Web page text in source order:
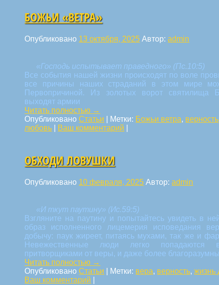
Навигация по статьям
БОЖЬИ «ВЕТРА»
Опубликовано 13 октября, 2025 Автор:admin
«Господь испытывает праведного» (Пс.10:5)
Все события нашей жизни происходят по воле
все причины наших страданий в этом мире
Первопричиной. Из золотых ворот святилища
выходят армии
Читать полностью →
ОпубликованоСтатьи Метки: Божьи ветра, верность
любовь
Ваш комментарий
ОБХОДИ ЛОВУШКИ
Опубликовано 10 февраля, 2025 Автор:admin
«И ткут паутину» (Ис.59:5)
Взгляните на паутину и попытайтесь увидеть в
образ исполненного лицемерия исповедания
добычу: паук жиреет, питаясь мухами, так же и
Невежественные люди легко попадаются
притворщиками от веры, и даже более
Читать полностью →
ОпубликованоСтатьи Метки: вера, верность,жизнь
Ваш комментарий